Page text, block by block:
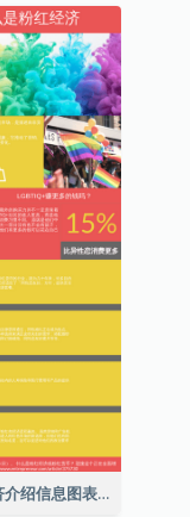
粉红经济介绍信息图表